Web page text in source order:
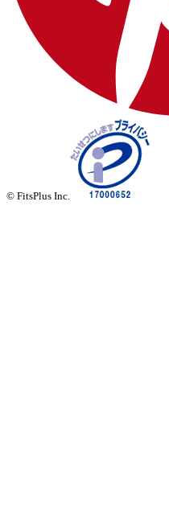
© FitsPlus Inc.